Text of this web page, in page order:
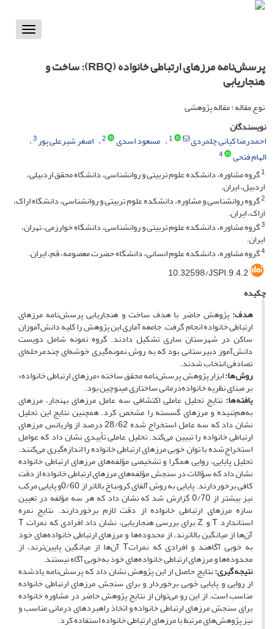
Toggle
پرسش‌نامه مرزهای ارتباطی خانواده (RBQ): ساخت و
هنجاریابی
نوع مقاله : مقاله پژوهشی
نویسندگان
احمدرضا کیانی چلمردی
1 مسعود اسدی 2 اصغر شیرعلی پور3
الهام فتحی
4
1گروه مشاوره، دانشکده علوم تربیتی و روانشناسی، دانشگاه محقق اردبیلی،
اردبیل، ایران.
2گروه روانشناسی و مشاوره، دانشکده علوم تربیتی و روانشناسی، دانشگاه اراک،
اراک، ایران.
3گروه مشاوره، دانشکده علوم تربیتی و روانشناسی، دانشگاه خوارزمی، تهران،
ایران.
4گروه مشاوره، دانشکده علوم انسانی، دانشگاه حضرت معصومه، قم، ایران.
10.32598/JSPI.9.4.2
چکیده
هدف: پژوهش حاضر با هدف ساخت و هنجاریابی پرسش‌نامه مرزهای
ارتباطی خانواده انجام گرفت. جامعه آماری این پژوهش را کلیه دانش‌آموزان
ساکن در شهرستان ساری تشکیل دادند. گروه نمونه شامل دویست
دانش‌آموز دبیرستانی بود که به روش نمونه‌گیری خوشه‌ای چندمرحله‌ای
تصادفی انتخاب شدند.
روش ها:ابزار پژوهش پرسش‌نامه محقق ساخته «مرزهای ارتباطی خانواده»
بر مبنای نظریه خانواده‌درمانی ساختاری مینوچین بود.
یافته ها: نتایج تحلیل عاملی اکتشافی سه عامل مرزهای بهنجار، مرزهای
به‌هم‌تنیده و مرزهای گسسته را مشخص کرد. همچنین نتایج این تحلیل
نشان داد که سه عامل استخراج شده 28/62 درصد از واریانس مرزهای
ارتباطی خانواده را تبیین می‌کند. تحلیل ‌عاملی تأییدی نشان داد که عوامل
استخراج‌شده با توان خوبی مرزهای ارتباطی خانواده را اندازه‌گیری می‌کنند.
تحلیل پایایی، روایی همگرا و تشخیصی مؤلفه‌های مرزهای ارتباطی خانواده
نشان داد که سؤالات در سنجش مؤلفه‌های مرزهای ارتباطی خانواده از دقت
کافی برخوردارند. پایایی به روش آلفای کرونباخ بالاتر از 0/60و پایایی مرکب
نیز بیشتر از 0/70 گزارش شد که نشان داد که هر سه مؤلفه در تعیین
سازه مرزهای ارتباطی خانواده از دقت لازم برخوردارند. نتایج نمره
استاندارد T و Z برای بررسی هنجاریابی، نشان داد افرادی که نمرات T
آن‌ها از میانگین بالاترند، از محدوده‌ها و مرزهای ارتباطی خانواده‌های خود
به خوبی آگاهند و افرادی که نمراتT آن‌ها از میانگین پایین‌ترند، از
محدوده‌ها و مرزهای ارتباطی خانواده‌های خود به‌خوبی آگاه نیستند.
نتیجه گیری:نتایج حاصل از این پژوهش نشان داد که پرسش‌نامه یادشده
از روایی و پایایی خوبی برخوردار و برای سنجش مرزهای ارتباطی خانواده
مناسب است. از این رو می‌توان از نتایج پژوهش حاضر در مشاوره خانواده
برای سنجش مرزهای ارتباطی خانواده و اتخاذ راهبردهای درمانی مناسب و
نیز پژوهش‌های مرتبط با مرزهای ارتباطی خانواده استفاده کرد.